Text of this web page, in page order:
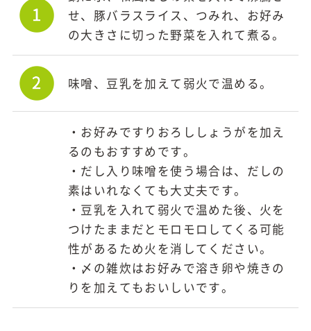
せ、豚バラスライス、つみれ、お好み
の大きさに切った野菜を入れて煮る。
味噌、豆乳を加えて弱火で温める。
・お好みですりおろししょうがを加え
るのもおすすめです。
・だし入り味噌を使う場合は、だしの
素はいれなくても大丈夫です。
・豆乳を入れて弱火で温めた後、火を
つけたままだとモロモロしてくる可能
性があるため火を消してください。
・〆の雑炊はお好みで溶き卵や焼きの
りを加えてもおいしいです。